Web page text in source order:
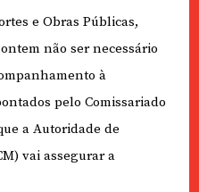
e Obras Públicas,
não ser necessário
à
pelo Comissariado
a Autoridade de
vai assegurar a